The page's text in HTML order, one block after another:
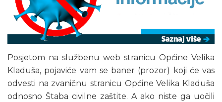
Posjetom na službenu web stranicu Općine Velika
Kladuša, pojaviće vam se baner (prozor) koji će vas
odvesti na zvaničnu stranicu Općine Velika Kladuša
odnosno Štaba civilne zaštite. A ako niste ga uočili